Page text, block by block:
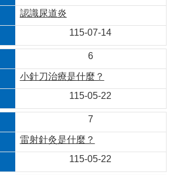
認識尿道炎
115-07-14
6
小針刀治療是什麼？
115-05-22
7
雷射針灸是什麼？
115-05-22